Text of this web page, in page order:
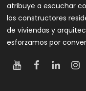
atribuye a escuchar
los constructores
de viviendas y
esforzamos por